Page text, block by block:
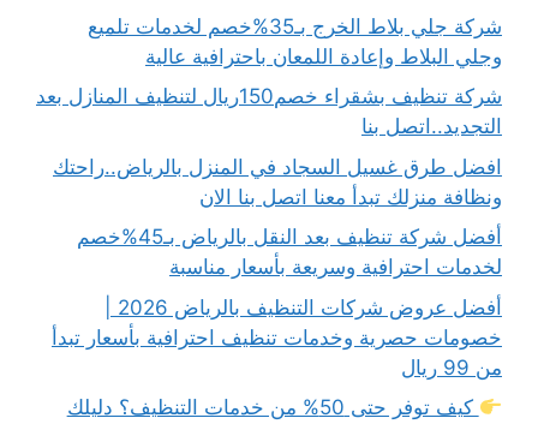
شركة جلي بلاط الخرج بـ35%خصم لخدمات تلميع
وجلي البلاط وإعادة اللمعان باحترافية عالية
شركة تنظيف بشقراء خصم150ريال لتنظيف المنازل بعد
التجديد..اتصل بنا
افضل طرق غسيل السجاد في المنزل بالرياض..راحتك
ونظافة منزلك تبدأ معنا اتصل بنا الان
أفضل شركة تنظيف بعد النقل بالرياض بـ45%خصم
لخدمات احترافية وسريعة بأسعار مناسبة
خصومات حصرية وخدمات تنظيف احترافية بأسعار تبدأ
من 99 ريال
كيف توفر حتى 50% من خدمات التنظيف؟ دليلك